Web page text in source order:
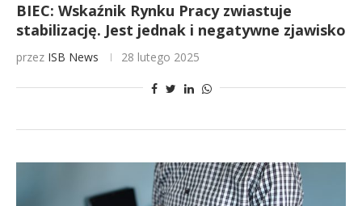
BIEC: Wskaźnik Rynku Pracy zwiastuje
stabilizację. Jest jednak i negatywne zjawisko
przez ISB News 28 lutego 2025